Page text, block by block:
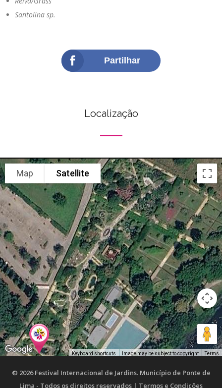
Santolina sp.
Partilhar
Localização
Map Satellite
Keyboard shortcuts Image may be subject to copyright Terms
© 2026 Festival Internacional de Jardins. Município de Ponte de
Lima - Todos os direitos reservados | Termos e Condições